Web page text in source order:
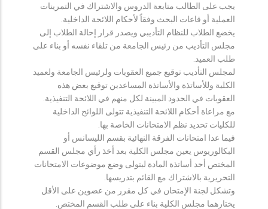
يجب على الطالب متابعة الدروس والاشتراك في التمرينات
العملية أو قاعات البحث وفقاً لأحكام اللائحة الداخلية.
يخضع الطلاب للنظام التأديبي ويصدر قرار إحالة الطلاب إلى
مجلس التأديب من رئيس الجامعة من تلقاء نفسه أو بناء على
طلب العميد.
لمجلس التأديب توقيع جميع العقوبات ولرئيس الجامعة ولعميد
الكلية وللأساتذة والأساتذة المساعدين توقيع بعض هذه
العقوبات في الحدود المبينة لكل منهم في اللائحة التنفيذية.
مع مراعاة أحكام اللائحة التنفيذية تتولى اللوائح الداخلية
للكليات تحديد نظم الامتحانات الخاصة بها.
فيما عدا امتحانات الفرقة النهائية بقسم الليسانس أو
البكالوريوس يعين مجلس الكلية بعد أخذ رأي مجلس القسم
المختص أحد أساتذة المادة ليتولى وضع موضوعات الامتحانات
التحريرية بالاشتراك مع القائم بتدريسها.
وتشكل لجنة الإمتحان في كل مقرر من عضوين على الأقل
يختارهما مجلس الكلية بناء على طلب القسم المختص.